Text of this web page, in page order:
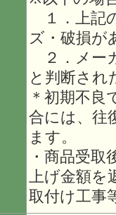
１．上記
ズ・破損
２．メー
と判断され
＊初期不
合には、往
ます。
・商品受
上げ金額
取付け工事